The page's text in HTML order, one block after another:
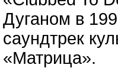
Дуганом в
саундтрек
«Матрица».